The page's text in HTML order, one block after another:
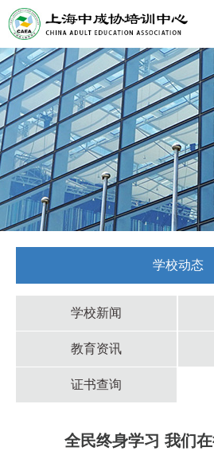
学校动态
学校新闻
教育资讯
证书查询
全民终身学习 我们